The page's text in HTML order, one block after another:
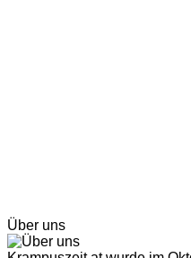
Über uns